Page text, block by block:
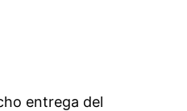
entrega del